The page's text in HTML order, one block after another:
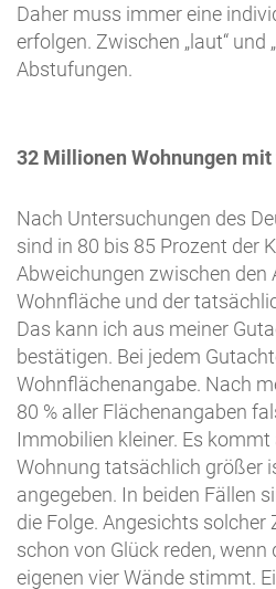
Daher muss immer eine
erfolgen. Zwischen „laut“ und
Abstufungen.
32 Millionen Wohnungen
Nach Untersuchungen des
sind in 80 bis 85 Prozent der
Abweichungen zwischen den
Wohnfläche und der
Das kann ich aus meiner
bestätigen. Bei jedem
Wohnflächenangabe. Nach
80 % aller Flächenangaben
Immobilien kleiner. Es
Wohnung tatsächlich größer
angegeben. In beiden Fällen
die Folge. Angesichts solcher
schon von Glück reden, wenn
eigenen vier Wände stimmt.